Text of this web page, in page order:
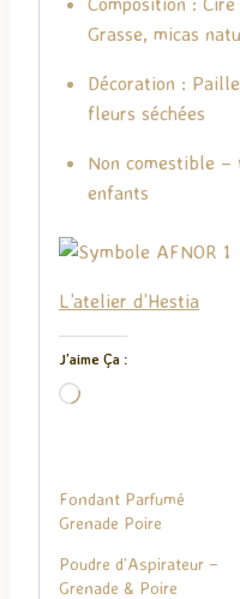
Grasse, micas
Décoration :
fleurs séchées
Non comestible –
enfants
L’atelier d’Hestia
J’aime Ça :
C
g
m
Fondant Parfumé
Grenade Poire
Poudre d’Aspirateur –
Grenade & Poire